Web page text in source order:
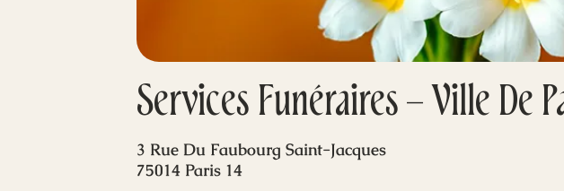
Services Funéraires – Ville De
3 Rue Du Faubourg Saint-Jacques
75014 Paris 14